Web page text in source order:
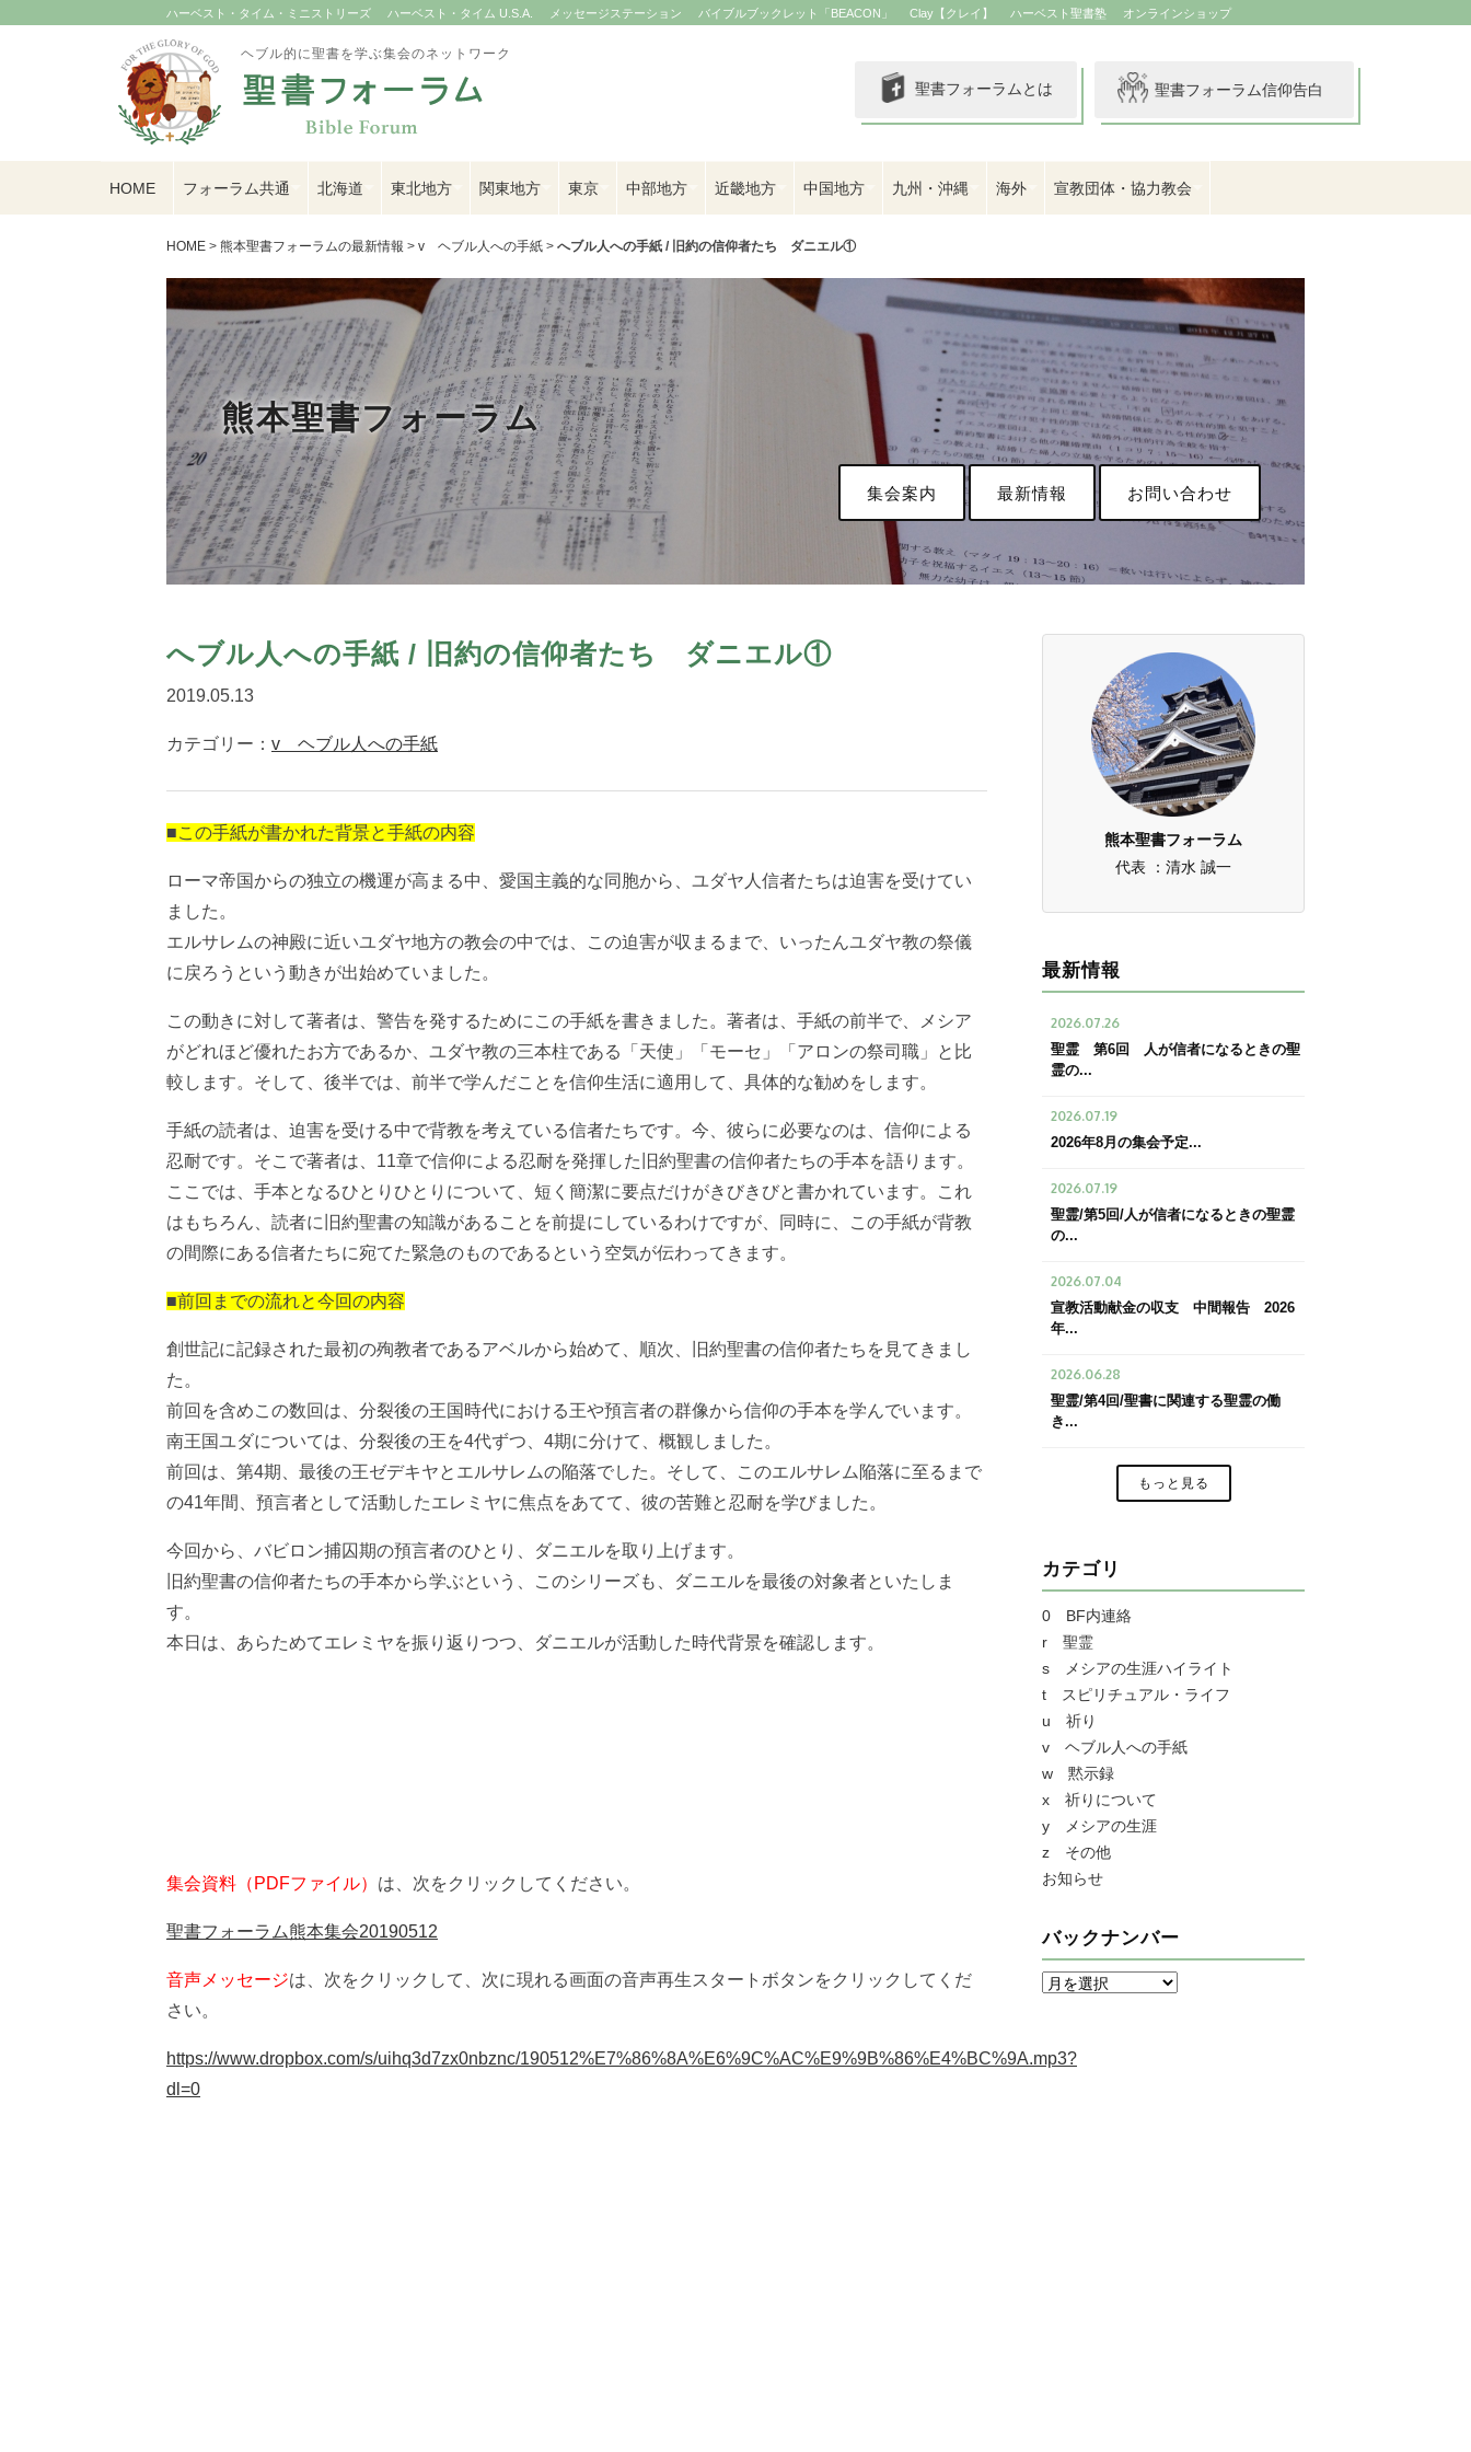
ハーベスト・タイム・ミニストリーズ ハーベスト・タイム U.S.A. メッセージステーション バイブルブックレット「BEACON」 Clay【クレイ】 ハーベスト聖書塾 オンラインショップ
ヘブル的に聖書を学ぶ集会のネットワーク
聖書フォーラム信仰告白
聖書フォーラムとは
HOME フォーラム共通 北海道 東北地方 関東地方 東京 中部地方 近畿地方 中国地方 九州・沖縄 海外 宣教団体・協力教会
HOME > 熊本聖書フォーラムの最新情報 > v ヘブル人への手紙 > へブル人への手紙 / 旧約の信仰者たち ダニエル①
熊本聖書フォーラム
集会案内 最新情報 お問い合わせ
へブル人への手紙 / 旧約の信仰者たち ダニエル①
2019.05.13
カテゴリー： v ヘブル人への手紙
■この手紙が書かれた背景と手紙の内容
ローマ帝国からの独立の機運が高まる中、愛国主義的な同胞から、ユダヤ人信者たちは迫害を受けてい
ました。
エルサレムの神殿に近いユダヤ地方の教会の中では、この迫害が収まるまで、いったんユダヤ教の祭儀
に戻ろうという動きが出始めていました。
この動きに対して著者は、警告を発するためにこの手紙を書きました。著者は、手紙の前半で、メシア
がどれほど優れたお方であるか、ユダヤ教の三本柱である「天使」「モーセ」「アロンの祭司職」と比
較します。そして、後半では、前半で学んだことを信仰生活に適用して、具体的な勧めをします。
手紙の読者は、迫害を受ける中で背教を考えている信者たちです。今、彼らに必要なのは、信仰による
忍耐です。そこで著者は、11章で信仰による忍耐を発揮した旧約聖書の信仰者たちの手本を語ります。
ここでは、手本となるひとりひとりについて、短く簡潔に要点だけがきびきびと書かれています。これ
はもちろん、読者に旧約聖書の知識があることを前提にしているわけですが、同時に、この手紙が背教
の間際にある信者たちに宛てた緊急のものであるという空気が伝わってきます。
■前回までの流れと今回の内容
創世記に記録された最初の殉教者であるアベルから始めて、順次、旧約聖書の信仰者たちを見てきまし
た。
前回を含めこの数回は、分裂後の王国時代における王や預言者の群像から信仰の手本を学んでいます。
南王国ユダについては、分裂後の王を4代ずつ、4期に分けて、概観しました。
前回は、第4期、最後の王ゼデキヤとエルサレムの陥落でした。そして、このエルサレム陥落に至るまで
の41年間、預言者として活動したエレミヤに焦点をあてて、彼の苦難と忍耐を学びました。
今回から、バビロン捕囚期の預言者のひとり、ダニエルを取り上げます。
旧約聖書の信仰者たちの手本から学ぶという、このシリーズも、ダニエルを最後の対象者といたしま
す。
本日は、あらためてエレミヤを振り返りつつ、ダニエルが活動した時代背景を確認します。
集会資料（PDFファイル） は、次をクリックしてください。
聖書フォーラム熊本集会20190512
音声メッセージは、次をクリックして、次に現れる画面の音声再生スタートボタンをクリックしてくだ
さい。
https://www.dropbox.com/s/uihq3d7zx0nbznc/190512%E7%86%8A%E6%9C%AC%E9%9B%86%E4%BC%9A.mp3?
dl=0
熊本聖書フォーラム
代表 ：清水 誠一
最新情報
2026.07.26
聖霊 第6回 人が信者になるときの聖
霊の...
2026.07.19
2026年8月の集会予定...
2026.07.19
聖霊/第5回/人が信者になるときの聖霊
の...
2026.07.04
宣教活動献金の収支 中間報告 2026
年...
2026.06.28
聖霊/第4回/聖書に関連する聖霊の働
き...
もっと見る
カテゴリ
0 BF内連絡
r 聖霊
s メシアの生涯ハイライト
t スピリチュアル・ライフ
u 祈り
v ヘブル人への手紙
w 黙示録
x 祈りについて
y メシアの生涯
z その他
お知らせ
バックナンバー